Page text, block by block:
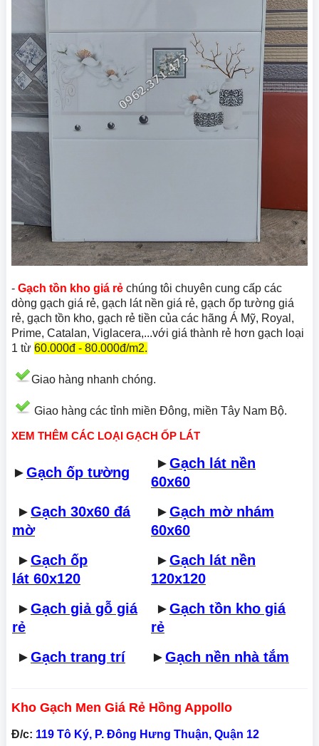
- Gạch tồn kho giá rẻ chúng tôi chuyên cung cấp các
dòng gạch giá rẻ, gạch lát nền giá rẻ, gạch ốp tường giá
rẻ, gạch tồn kho, gạch rẻ tiền của các hãng Á Mỹ, Royal,
Prime, Catalan, Viglacera,...với giá thành rẻ hơn gạch loại
1 từ 60.000đ - 80.000đ/m2.
Giao hàng nhanh chóng.
Giao hàng các tỉnh miền Đông, miền Tây Nam Bộ.
XEM THÊM CÁC LOẠI GẠCH ỐP LÁT
►Gạch ốp tường
►Gạch lát nền
60x60
►Gạch 30x60 đá
mờ
►Gạch mờ nhám
60x60
►Gạch ốp
lát 60x120
►Gạch lát nền
120x120
►Gạch giả gỗ giá
rẻ
►Gạch tồn kho giá
rẻ
►Gạch trang trí ►Gạch nền nhà tắm
Kho Gạch Men Giá Rẻ Hồng Appollo
Đ/c: 119 Tô Ký, P. Đông Hưng Thuận, Quận 12